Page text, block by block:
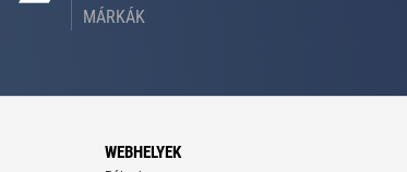
MÁRKÁK
WEBHELYEK